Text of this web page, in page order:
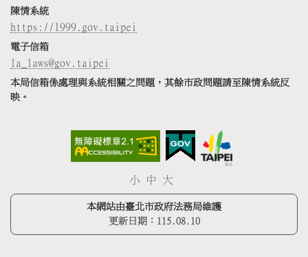
陳情系統
https://1999.gov.taipei
電子信箱
la_laws@gov.taipei
本局信箱係處理與系統相關之問題，其餘市政問題請至陳情系統反
映。
小 中 大
本網站由臺北市政府法務局維護
更新日期： 115.08.10